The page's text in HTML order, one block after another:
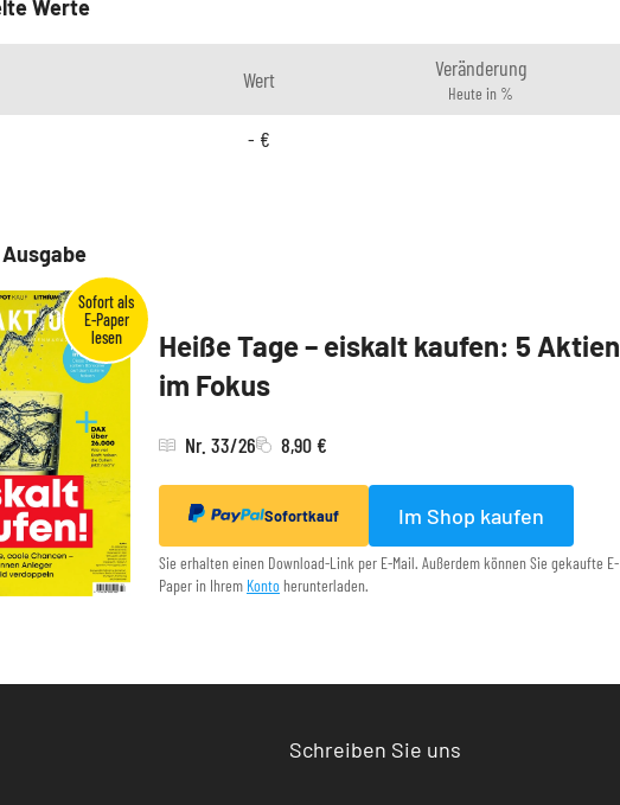
Werte
Wert Veränderung
Heute in %
- €
Heiße Tage – eiskalt kaufen: 5 Aktien
im Fokus
Nr. 33/26 8,90 €
Sofortkauf Im Shop kaufen
Sie erhalten einen Download-Link per E-Mail. Außerdem können Sie gekaufte E-
Paper in Ihrem Konto herunterladen.
Schreiben Sie uns